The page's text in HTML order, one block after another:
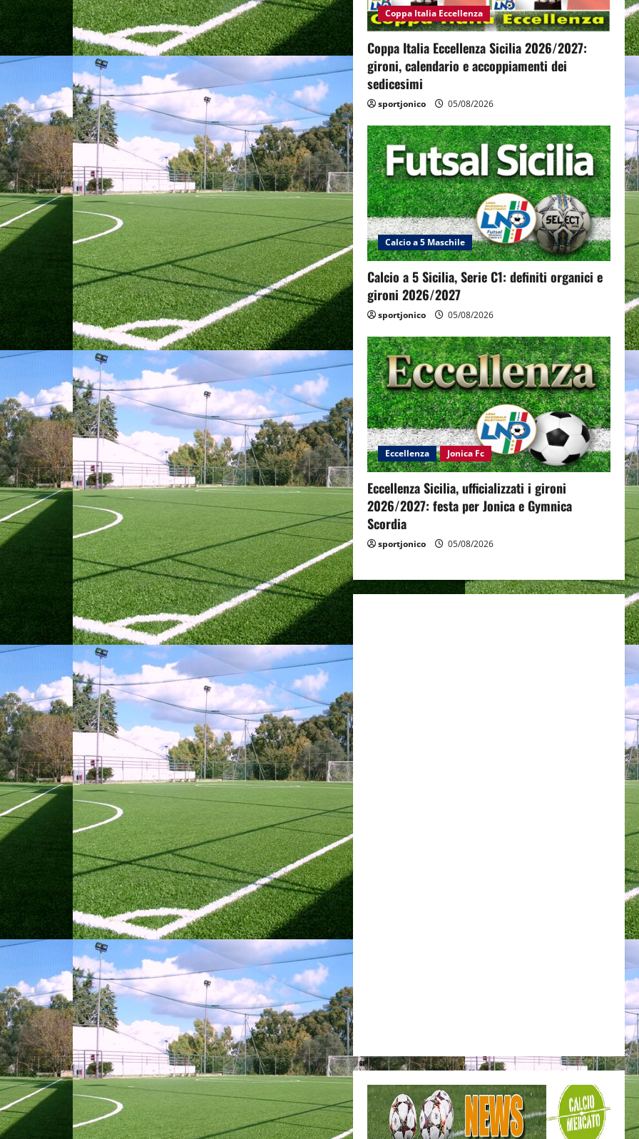
Coppa Italia Eccellenza
Coppa Italia Eccellenza Sicilia 2026/2027:
gironi, calendario e accoppiamenti dei
sedicesimi
sportjonico 05/08/2026
Calcio a 5 Maschile
Calcio a 5 Sicilia, Serie C1: definiti organici e
gironi 2026/2027
sportjonico 05/08/2026
Eccellenza Jonica Fc
Eccellenza Sicilia, ufficializzati i gironi
2026/2027: festa per Jonica e Gymnica
Scordia
sportjonico 05/08/2026